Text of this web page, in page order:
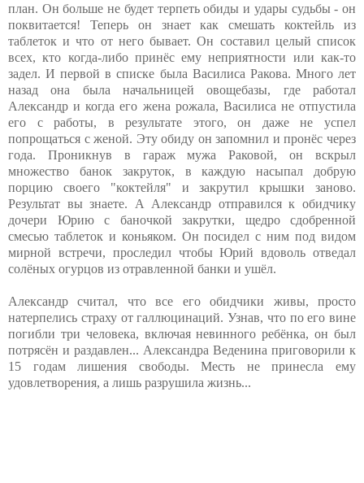
план. Он больше не будет терпеть обиды и удары судьбы - он
поквитается! Теперь он знает как смешать коктейль из
таблеток и что от него бывает. Он составил целый список
всех, кто когда-либо принёс ему неприятности или как-то
задел. И первой в списке была Василиса Ракова. Много лет
назад она была начальницей овощебазы, где работал
Александр и когда его жена рожала, Василиса не отпустила
его с работы, в результате этого, он даже не успел
попрощаться с женой. Эту обиду он запомнил и пронёс через
года. Проникнув в гараж мужа Раковой, он вскрыл
множество банок закруток, в каждую насыпал добрую
порцию своего "коктейля" и закрутил крышки заново.
Результат вы знаете. А Александр отправился к обидчику
дочери Юрию с баночкой закрутки, щедро сдобренной
смесью таблеток и коньяком. Он посидел с ним под видом
мирной встречи, проследил чтобы Юрий вдоволь отведал
солёных огурцов из отравленной банки и ушёл.
Александр считал, что все его обидчики живы, просто
натерпелись страху от галлюцинаций. Узнав, что по его вине
погибли три человека, включая невинного ребёнка, он был
потрясён и раздавлен... Александра Веденина приговорили к
15 годам лишения свободы. Месть не принесла ему
удовлетворения, а лишь разрушила жизнь...